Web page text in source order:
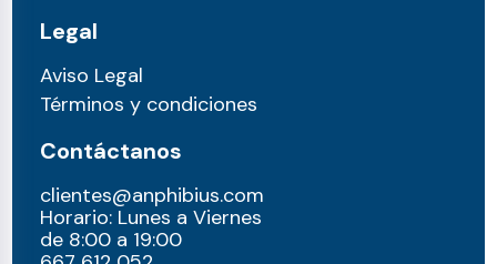
Legal
Aviso Legal
Términos y condiciones
Contáctanos
clientes@anphibius.com
Horario: Lunes a Viernes
de 8:00 a 19:00